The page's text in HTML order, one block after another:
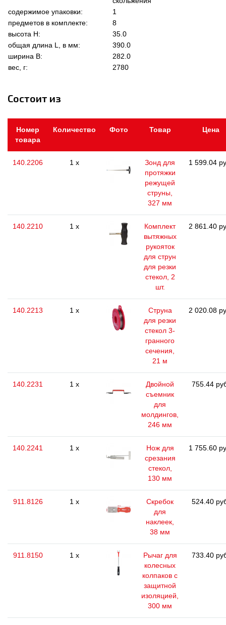
содержимое упаковки:
1
предметов в комплекте:
8
высота Н:
35.0
общая длина L, в мм:
390.0
ширина В:
282.0
вес, г:
2780
Состоит из
Номер
товара
Количество Фото Товар Цена
140.2206 1 x
Зонд для
протяжки
режущей
струны,
327 мм
1 599.04
140.2210 1 x
Комплект
вытяжных
рукояток
для струн
для резки
стекол, 2
шт.
2 861.40
140.2213 1 x
Струна
для резки
стекол 3-
гранного
сечения,
21 м
2 020.08
140.2231 1 x
Двойной
съемник
для
молдингов,
246 мм
755.44
140.2241 1 x
Нож для
срезания
стекол,
130 мм
1 755.60
911.8126 1 x
Скребок
для
наклеек,
38 мм
524.40
911.8150 1 x
Рычаг для
колесных
колпаков с
защитной
изоляцией,
300 мм
733.40